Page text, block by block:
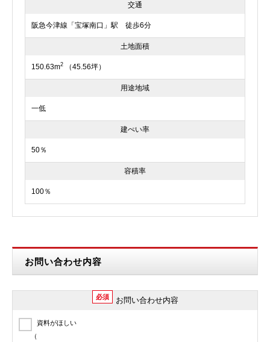
交通
阪急今津線「宝塚南口」駅 徒歩6分
土地面積
150.63m2 （45.56坪）
用途地域
一低
建ぺい率
50％
容積率
100％
お問い合わせ内容
必須 お問い合わせ内容
資料がほしい
（